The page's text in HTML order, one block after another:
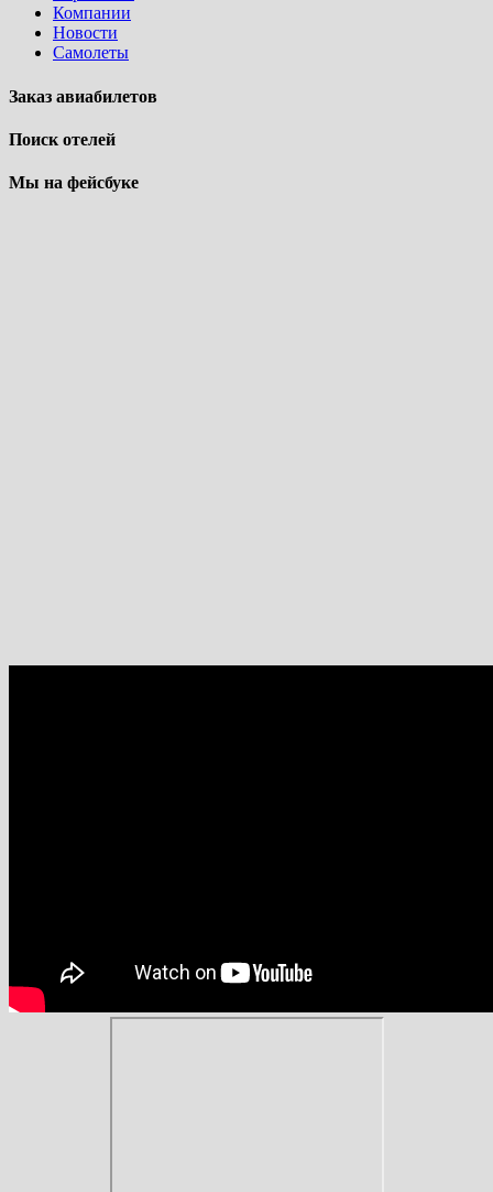
Компании
Новости
Самолеты
Заказ авиабилетов
Поиск отелей
Мы на фейсбуке